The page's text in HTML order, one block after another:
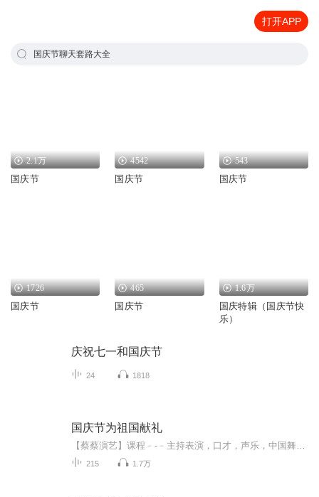
打开APP
国庆节聊天套路大全
2.1万
国庆节
4542
国庆节
543
国庆节
1726
国庆节
465
国庆节
1.6万
国庆特辑（国庆节快
乐）
庆祝七一和国庆节
24 1818
国庆节为祖国献礼
215 1.7万